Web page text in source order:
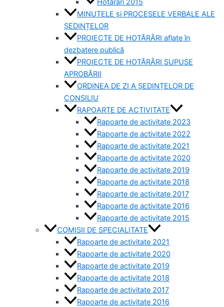
MINUTELE și PROCESELE VERBALE ALE
ȘEDINȚELOR
PROIECTE DE HOTĂRÂRI aflate în
dezbatere publică
PROIECTE DE HOTĂRÂRI SUPUSE
APROBĂRII
ORDINEA DE ZI A ȘEDINȚELOR DE
CONSILIU
RAPOARTE DE ACTIVITATE
Rapoarte de activitate 2023
Rapoarte de activitate 2022
Rapoarte de activitate 2021
Rapoarte de activitate 2020
Rapoarte de activitate 2019
Rapoarte de activitate 2018
Rapoarte de activitate 2017
Rapoarte de activitate 2016
Rapoarte de activitate 2015
COMISII DE SPECIALITATE
Rapoarte de activitate 2021
Rapoarte de activitate 2020
Rapoarte de activitate 2019
Rapoarte de activitate 2018
Rapoarte de activitate 2017
Rapoarte de activitate 2016